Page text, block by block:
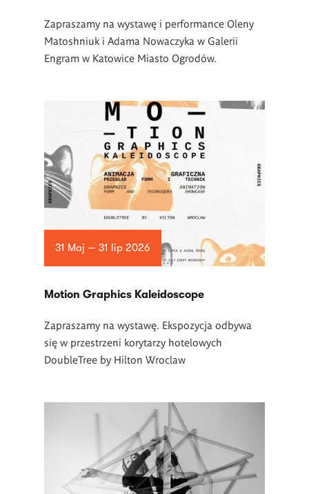
Zapraszamy na wystawę i performance Oleny
Matoshniuk i Adama Nowaczyka w Galerii
Engram w Katowice Miasto Ogrodów.
31 Maj — 31 lip 2026
Motion Graphics Kaleidoscope
Zapraszamy na wystawę. Ekspozycja odbywa
się w przestrzeni korytarzy hotelowych
DoubleTree by Hilton Wroclaw